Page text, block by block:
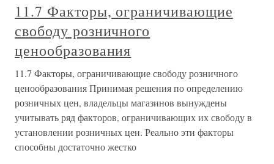
11.7 Факторы, ограничивающие
свободу розничного
ценообразования
11.7 Факторы, ограничивающие свободу розничного
ценообразования Принимая решения по определению
розничных цен, владельцы магазинов вынуждены
учитывать ряд факторов, ограничивающих их свободу в
установлении розничных цен. Реально эти факторы
способны достаточно жестко